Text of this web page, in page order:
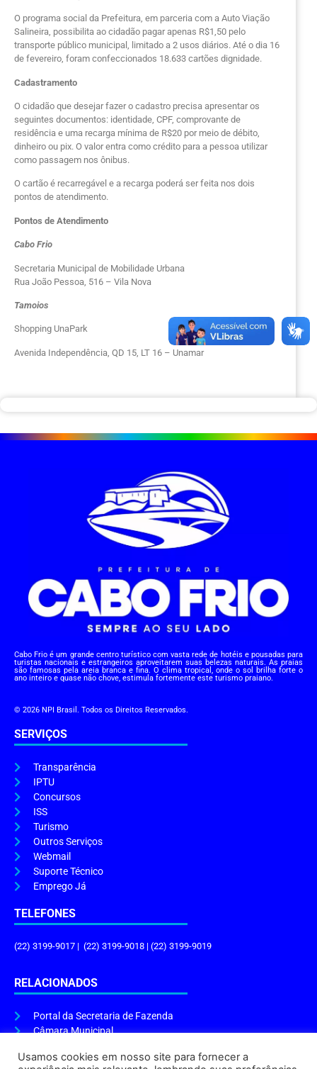
O programa social da Prefeitura, em parceria com a Auto Viação
Salineira, possibilita ao cidadão pagar apenas R$1,50 pelo
transporte público municipal, limitado a 2 usos diários. Até o dia 16
de fevereiro, foram confeccionados 18.633 cartões dignidade.
Cadastramento
O cidadão que desejar fazer o cadastro precisa apresentar os
seguintes documentos: identidade, CPF, comprovante de
residência e uma recarga mínima de R$20 por meio de débito,
dinheiro ou pix. O valor entra como crédito para a pessoa utilizar
como passagem nos ônibus.
O cartão é recarregável e a recarga poderá ser feita nos dois
pontos de atendimento.
Pontos de Atendimento
Cabo Frio
Secretaria Municipal de Mobilidade Urbana
Rua João Pessoa, 516 – Vila Nova
Tamoios
Shopping UnaPark
Avenida Independência, QD 15, LT 16 – Unamar
Cabo Frio é um grande centro turístico com vasta rede de hotéis e pousadas para
turistas nacionais e estrangeiros aproveitarem suas belezas naturais. As praias
são famosas pela areia branca e fina. O clima tropical, onde o sol brilha forte o
ano inteiro e quase não chove, estimula fortemente este turismo praiano.
© 2026 NPI Brasil. Todos os Direitos Reservados.
SERVIÇOS
Transparência
IPTU
Concursos
ISS
Turismo
Outros Serviços
Webmail
Suporte Técnico
Emprego Já
TELEFONES
(22) 3199-9017 | (22) 3199-9018 | (22) 3199-9019
RELACIONADOS
Portal da Secretaria de Fazenda
Câmara Municipal
Usamos cookies em nosso site para fornecer a